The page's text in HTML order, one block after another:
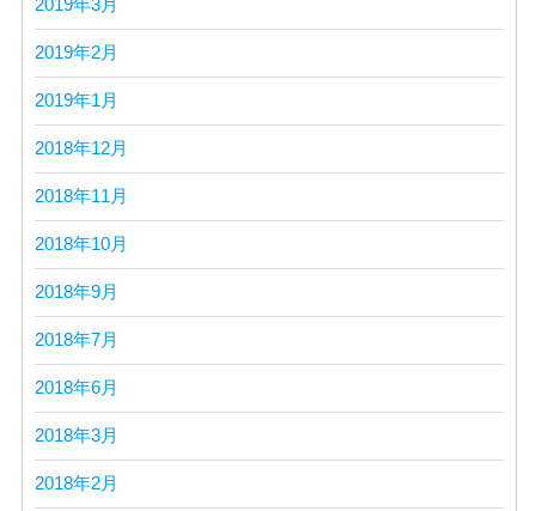
2019年3月
2019年2月
2019年1月
2018年12月
2018年11月
2018年10月
2018年9月
2018年7月
2018年6月
2018年3月
2018年2月